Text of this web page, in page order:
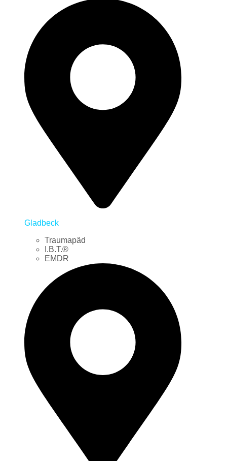
Gladbeck
Traumapäd
I.B.T.®
EMDR